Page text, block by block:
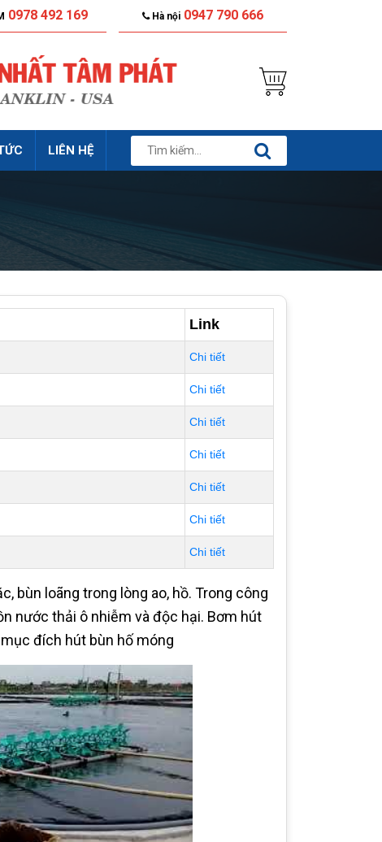
0978 492 169 Hà nội 0947 790 666
LIÊN HỆ
Link
Chi tiết
Chi tiết
Chi tiết
Chi tiết
Chi tiết
Chi tiết
Chi tiết
bùn loãng trong lòng ao, hồ. Trong công
nước thải ô nhiễm và độc hại. Bơm hút
đích hút bùn hố móng